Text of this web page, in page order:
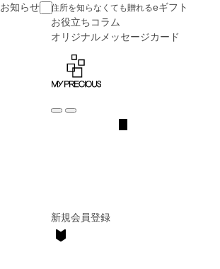
住所を知らなくても贈れるeギフト
お役立ちコラム
オリジナル メッセージカード
新規会員登録
お知らせ